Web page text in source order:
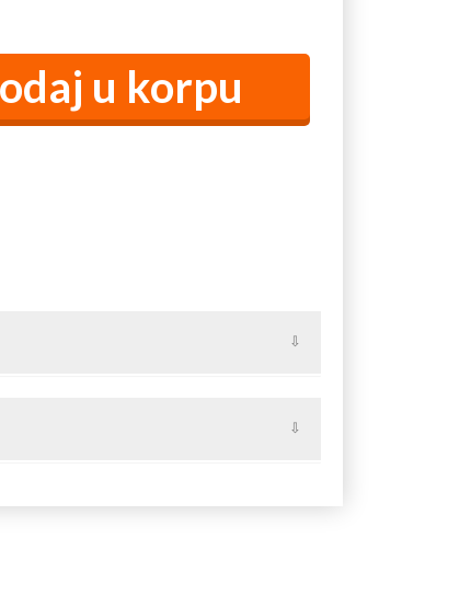
se koriste kao elementi za zatvaranje